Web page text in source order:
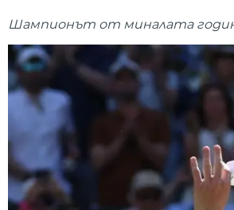
Шампионът от миналата